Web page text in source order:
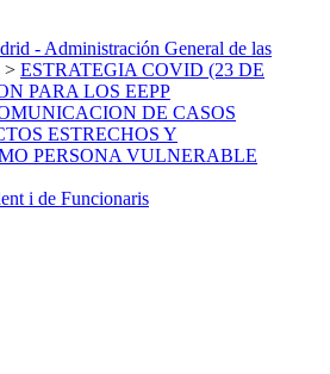
- Administración General de las
> ESTRATEGIA COVID (23 DE
PARA LOS EEPP
DE CASOS
ESTRECHOS Y
PERSONA VULNERABLE
i de Funcionaris